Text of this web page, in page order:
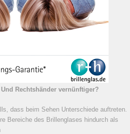
Rechtshänder vernünftiger?
dass beim Sehen Unterschiede auftreten.
Bereiche des Brillenglases hindurch als